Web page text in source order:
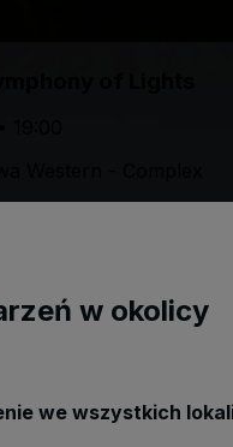
w okolicy
we wszystkich